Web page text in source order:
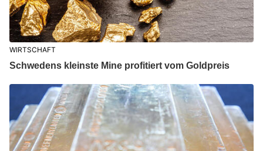
WIRTSCHAFT
Schwedens kleinste Mine profitiert vom Goldpreis